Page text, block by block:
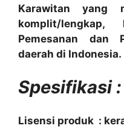
Karawitan yang
komplit/
Pemesanan dan
daerah di Indonesia.
Spesifikasi :
Lisensi produk :